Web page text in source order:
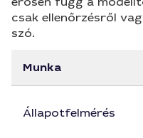
csak ellenőrzésről
szó.
Munka
Állapotfelmérés